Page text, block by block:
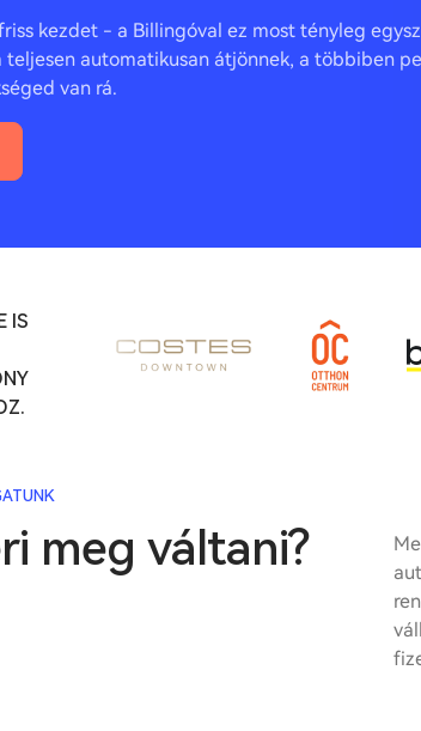
kezdet - a Billingóval ez most tényleg
teljesen automatikusan átjönnek, a többiben
van rá.
IS
meg váltani?